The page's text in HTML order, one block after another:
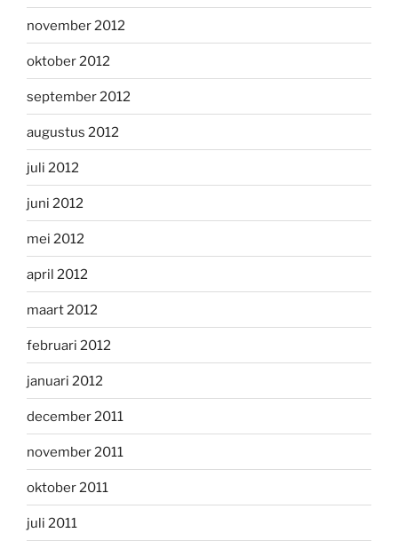
november 2012
oktober 2012
september 2012
augustus 2012
juli 2012
juni 2012
mei 2012
april 2012
maart 2012
februari 2012
januari 2012
december 2011
november 2011
oktober 2011
juli 2011